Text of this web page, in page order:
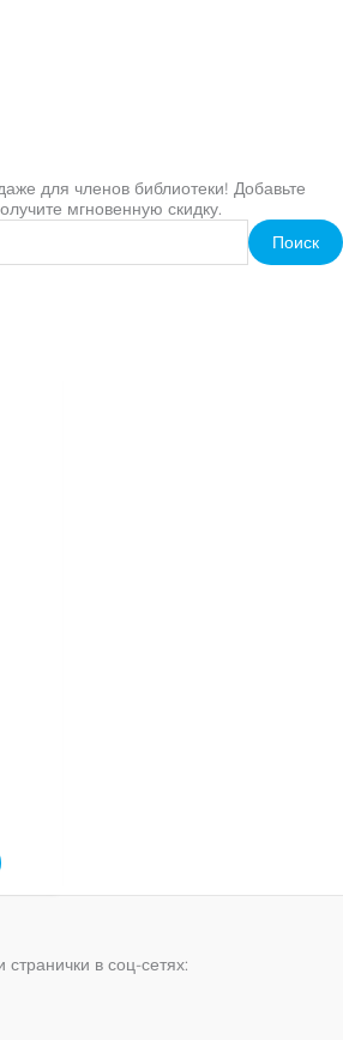
для членов библиотеки! Добавьте
мгновенную скидку.
Поиск
странички в соц-сетях: